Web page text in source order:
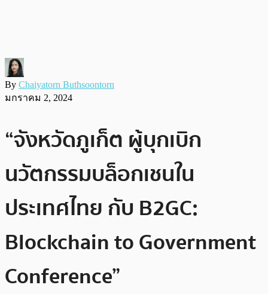
By Chaiyatorn Buthsoontorn
มกราคม 2, 2024
“จังหวัดภูเก็ต ผู้บุกเบิก
นวัตกรรมบล็อกเชนใน
ประเทศไทย กับ B2GC:
Blockchain to Government
Conference”